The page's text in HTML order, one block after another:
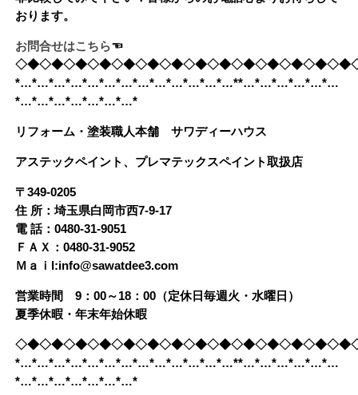
おります。
お問合せはこちら☜
*…*…*…*…*…*…*…*…*…*…*…*…*…**…*…*…*…*…*…
*…*…*…*…*…*…*…*
リフォーム・塗装職人本舗 サワディーハウス
アステックペイント、プレマテックスペイント取扱店
〒349-0205
住 所：埼玉県白岡市西7-9-17
電 話：0480-31-9051
ＦＡＸ：0480-31-9052
Ｍａｉl:info@sawatdee3.com
営業時間 9：00～18：00（定休日毎週火・水曜日）
夏季休暇・年末年始休暇
*…*…*…*…*…*…*…*…*…*…*…*…*…**…*…*…*…*…*…
*…*…*…*…*…*…*…*